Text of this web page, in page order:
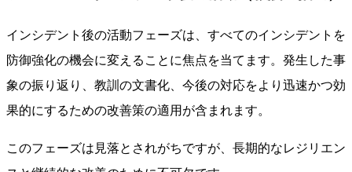
インシデント後の活動フェーズは、すべてのインシデントを
防御強化の機会に変えることに焦点を当てます。発生した事
象の振り返り、教訓の文書化、今後の対応をより迅速かつ効
果的にするための改善策の適用が含まれます。
このフェーズは見落とされがちですが、長期的なレジリエン